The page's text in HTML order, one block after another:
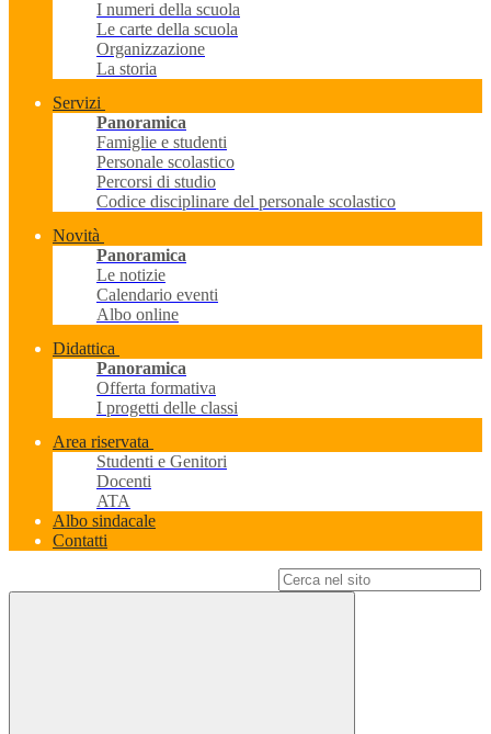
I numeri della scuola
Le carte della scuola
Organizzazione
La storia
Servizi
Panoramica
Famiglie e studenti
Personale scolastico
Percorsi di studio
Codice disciplinare del personale scolastico
Novità
Panoramica
Le notizie
Calendario eventi
Albo online
Didattica
Panoramica
Offerta formativa
I progetti delle classi
Area riservata
Studenti e Genitori
Docenti
ATA
Albo sindacale
Contatti